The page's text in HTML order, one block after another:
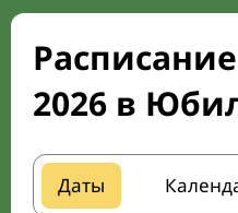
2026 в
Даты